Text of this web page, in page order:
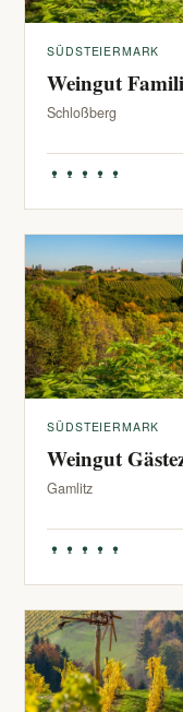
SÜDSTEIERMARK
Weingut
Schloßberg
SÜDSTEIERMARK
Weingut
Gamlitz